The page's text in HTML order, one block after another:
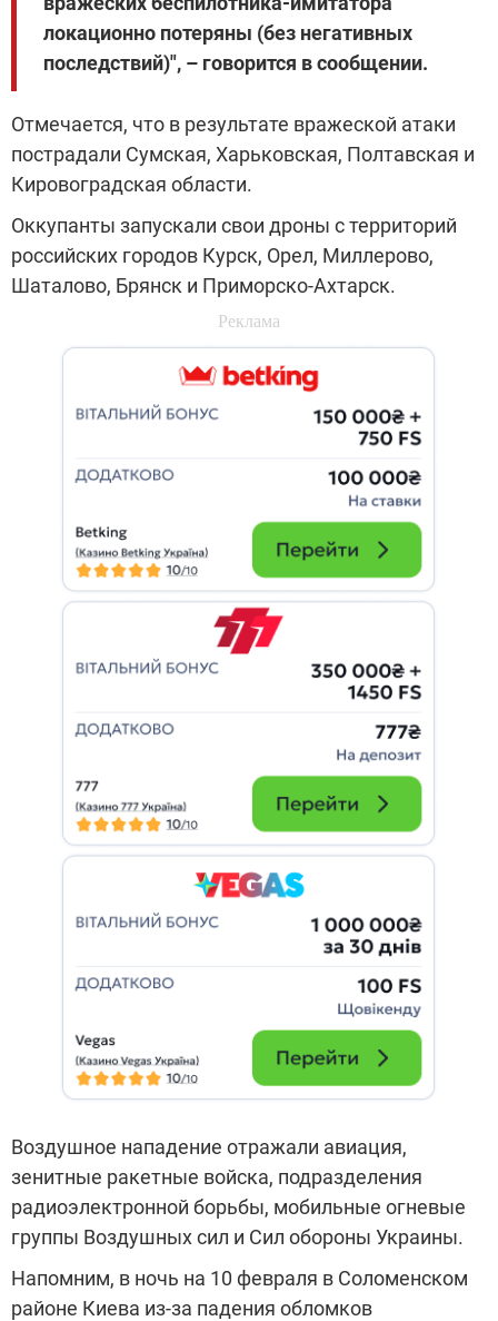
локационно потеряны (без негативных
последствий)", – говорится в сообщении.
Отмечается, что в результате вражеской атаки
пострадали Сумская, Харьковская, Полтавская и
Кировоградская области.
Оккупанты запускали свои дроны с территорий
российских городов Курск, Орел, Миллерово,
Шаталово, Брянск и Приморско-Ахтарск.
Воздушное нападение отражали авиация,
зенитные ракетные войска, подразделения
радиоэлектронной борьбы, мобильные огневые
группы Воздушных сил и Сил обороны Украины.
Напомним, в ночь на 10 февраля в Соломенском
районе Киева из-за падения обломков